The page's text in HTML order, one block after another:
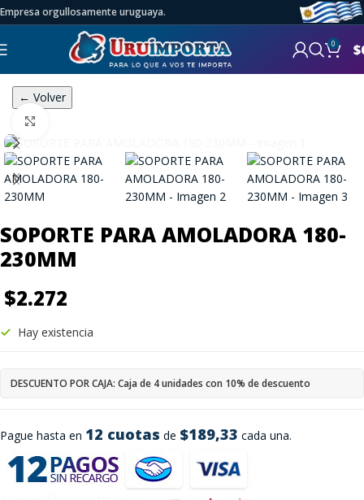
Empresa orgullosamente uruguaya.
0 $
← Volver
SOPORTE PARA AMOLADORA 180-
230MM
$2.272
Pague hasta en 12 cuotas de $189,33 cada una.
Hay existencia
DESCUENTO POR CAJA: Caja de 4 unidades con 10% de descuento